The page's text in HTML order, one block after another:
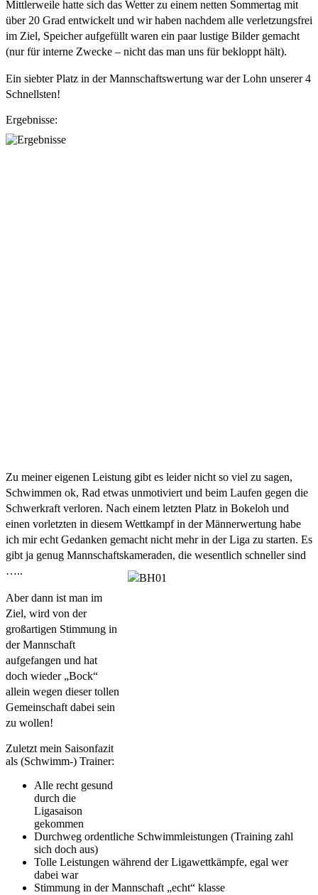
Mittlerweile hatte sich das Wetter zu einem netten Sommertag mit
über 20 Grad entwickelt und wir haben nachdem alle verletzungsfrei
im Ziel, Speicher aufgefüllt waren ein paar lustige Bilder gemacht
(nur für interne Zwecke – nicht das man uns für bekloppt hält).
Ein siebter Platz in der Mannschaftswertung war der Lohn unserer 4
Schnellsten!
Ergebnisse:
Zu meiner eigenen Leistung gibt es leider nicht so viel zu sagen,
Schwimmen ok, Rad etwas unmotiviert und beim Laufen gegen die
Schwerkraft verloren. Nach einem letzten Platz in Bokeloh und
einen vorletzten in diesem Wettkampf in der Männerwertung habe
ich mir echt Gedanken gemacht nicht mehr in der Liga zu starten. Es
gibt ja genug Mannschaftskameraden, die wesentlich schneller sind
…..
Aber dann ist man im
Ziel, wird von der
großartigen Stimmung in
der Mannschaft
aufgefangen und hat
doch wieder „Bock“
allein wegen dieser tollen
Gemeinschaft dabei sein
zu wollen!
Zuletzt mein Saisonfazit
als (Schwimm-) Trainer:
Alle recht gesund
durch die
Ligasaison
gekommen
Durchweg ordentliche Schwimmleistungen (Training zahl
sich doch aus)
Tolle Leistungen während der Ligawettkämpfe, egal wer
dabei war
Stimmung in der Mannschaft „echt“ klasse